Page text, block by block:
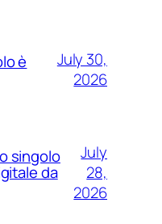
è
July 30,
2026
singolo
da
July
28,
2026